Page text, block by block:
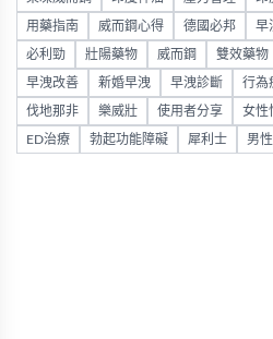
用藥指南 威而鋼心得 德國必邦 早
必利勁 壯陽藥物 威而鋼 雙效藥物
早洩改善 新婚早洩 早洩診斷 行為
伐地那非 樂威壯 使用者分享 女性
ED治療 勃起功能障礙 犀利士 男